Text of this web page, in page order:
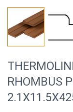
RHOMBUS